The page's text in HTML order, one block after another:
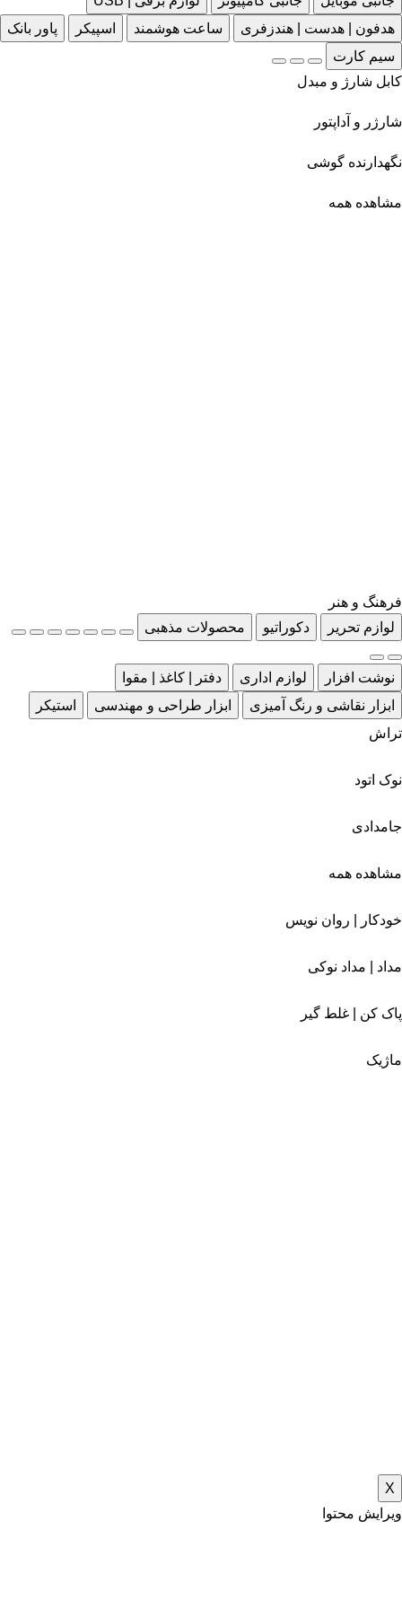
هدفون | هدست | هندزفری
ساعت هوشمند اسپیکر
پاور بانک
سیم کارت
کابل شارژ و مبدل
شارژر و آداپتور
نگهدارنده گوشی
مشاهده همه
فرهنگ و هنر
لوازم تحریر
دکوراتیو محصولات مذهبی
نوشت افزار لوازم اداری
دفتر | کاغذ | مقوا
ابزار نقاشی و رنگ آمیزی
ابزار طراحی و مهندسی
استیکر
تراش
نوک اتود
جامدادی
مشاهده همه
خودکار | روان نویس
مداد | مداد نوکی
پاک کن | غلط گیر
ماژیک
X
ویرایش محتوا